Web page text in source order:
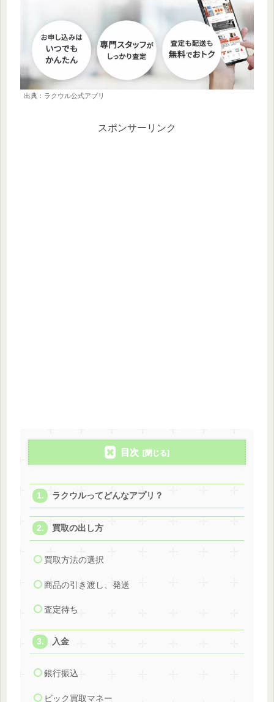
出典：ラクウル公式アプリ
スポンサーリンク
目次
ラクウルってどんなアプリ？
買取の出し方
買取方法の選択
商品の引き渡し、発送
査定待ち
入金
銀行振込
ビック買取マネー